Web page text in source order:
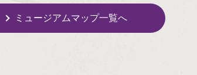
ミュージアムマップ一覧へ